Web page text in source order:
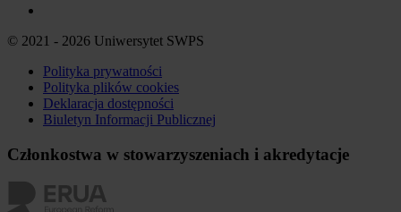
© 2021 - 2026 Uniwersytet SWPS
Polityka prywatności
Polityka plików cookies
Deklaracja dostępności
Biuletyn Informacji Publicznej
Członkostwa w stowarzyszeniach i akredytacje